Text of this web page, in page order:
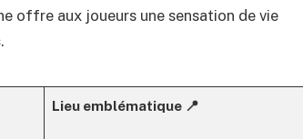
offre aux joueurs une sensation de vie
.
Lieu emblématique 📍